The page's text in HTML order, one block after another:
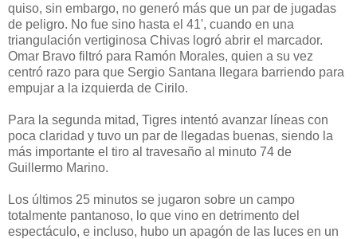
quiso, sin embargo, no generó más que un par de jugadas
de peligro. No fue sino hasta el 41', cuando en una
triangulación vertiginosa Chivas logró abrir el marcador.
Omar Bravo filtró para Ramón Morales, quien a su vez
centró razo para que Sergio Santana llegara barriendo para
empujar a la izquierda de Cirilo.
Para la segunda mitad, Tigres intentó avanzar líneas con
poca claridad y tuvo un par de llegadas buenas, siendo la
más importante el tiro al travesaño al minuto 74 de
Guillermo Marino.
Los últimos 25 minutos se jugaron sobre un campo
totalmente pantanoso, lo que vino en detrimento del
espectáculo, e incluso, hubo un apagón de las luces en un